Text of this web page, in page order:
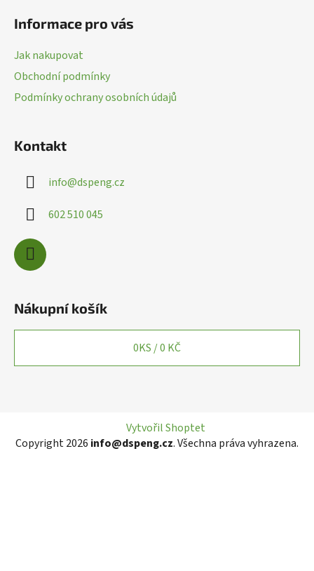
Informace pro vás
Jak nakupovat
Obchodní podmínky
Podmínky ochrany osobních údajů
Kontakt
info@dspeng.cz
602 510 045
Nákupní košík
0KS /0 KČ
Vytvořil Shoptet
Copyright 2026 info@dspeng.cz. Všechna práva vyhrazena.